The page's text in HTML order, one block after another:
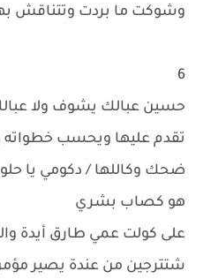
وشوكت ما بردت وتتناقش
6
حسين عبالك يشوف ولا
تقدم عليها ويحسب
ضحك وكاللها / دكومي يا
هو كصاب بشري
على كولت عمي طارق أيدة
شتترجين من عندة يصير